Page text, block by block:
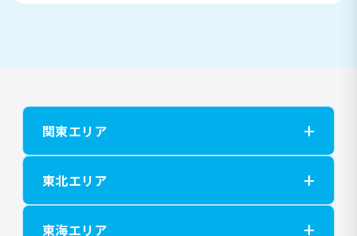
関東エリア
東北エリア
東海エリア